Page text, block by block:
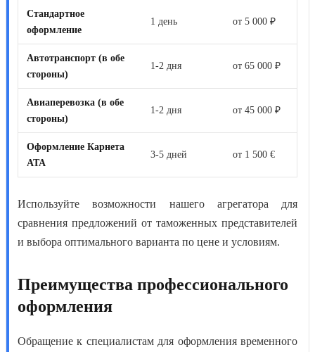
Стандартное
оформление
1 день от 5 000 ₽
Автотранспорт (в обе
стороны)
1-2 дня от 65 000 ₽
Авиаперевозка (в обе
стороны)
1-2 дня от 45 000 ₽
Оформление Карнета
АТА
3-5 дней от 1 500 €
Используйте возможности нашего агрегатора для
сравнения предложений от таможенных представителей
и выбора оптимального варианта по цене и условиям.
Преимущества профессионального
оформления
Обращение к специалистам для оформления временного